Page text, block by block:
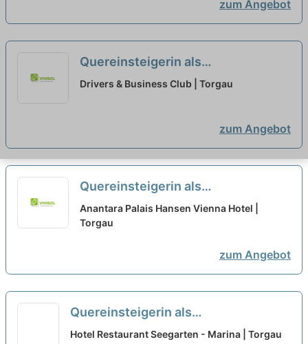
zum Angebot
Quereinsteigerin als
Zugverkehrssteuerer (w/m/d) in
Drivers & Business Club | Torgau
zum Angebot
Quereinsteigerin als
Zugverkehrssteuerer (w/m/d) in
Torgau bei presented by
Anantara Palais Hansen Vienna Hotel |
Torgau
zum Angebot
Quereinsteigerin als
Zugverkehrssteuerer (w/m/d) in
Hotel Restaurant Seegarten - Marina | Torgau